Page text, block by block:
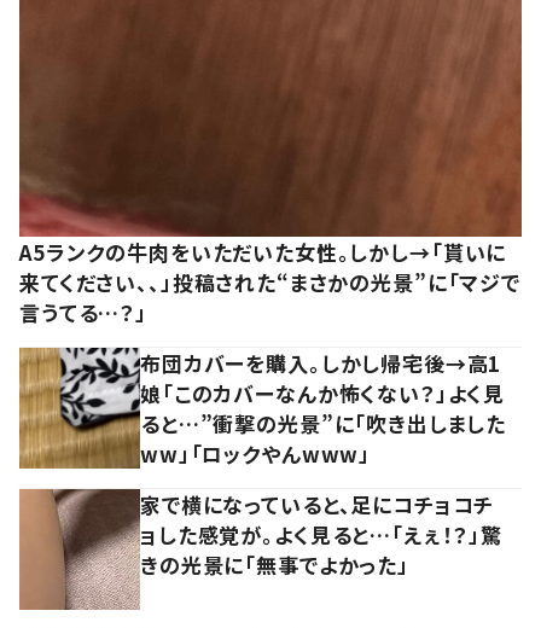
A5ランクの牛肉をいただいた女性。しかし→「貰いに
来てください、、」投稿された“まさかの光景”に「マジで
言うてる…？」
布団カバーを購入。しかし帰宅後→高1
娘「このカバーなんか怖くない？」よく見
ると…”衝撃の光景”に「吹き出しました
ww」「ロックやんwww」
家で横になっていると、足にコチョコチ
ョした感覚が。よく見ると…「えぇ！？」驚
きの光景に「無事でよかった」